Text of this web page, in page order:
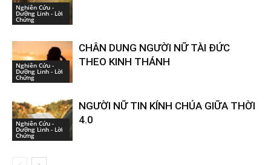
Nghiên Cứu -
Dưỡng Linh - Lời
Chứng
Nghiên Cứu -
Dưỡng Linh - Lời
Chứng
CHÂN DUNG NGƯỜI NỮ TÀI ĐỨC
THEO KINH THÁNH
Nghiên Cứu -
Dưỡng Linh - Lời
Chứng
NGƯỜI NỮ TIN KÍNH CHÚA GIỮA THỜI
4.0